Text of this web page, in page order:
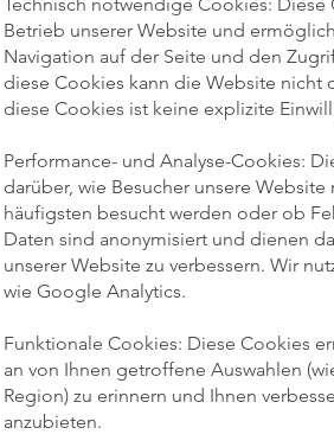
Betrieb unserer Website und
Navigation auf der Seite und den
diese Cookies kann die Website
diese Cookies ist keine explizite
Performance- und Analyse-Cookies:
darüber, wie Besucher unsere Website
häufigsten besucht werden oder ob
Daten sind anonymisiert und dienen
unserer Website zu verbessern. Wir
wie Google Analytics.
Funktionale Cookies: Diese Cookies
an von Ihnen getroffene Auswahlen
Region) zu erinnern und Ihnen
anzubieten.